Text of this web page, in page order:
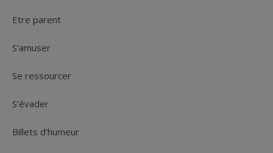
Etre parent
S’amuser
Se ressourcer
S’évader
Billets d’humeur